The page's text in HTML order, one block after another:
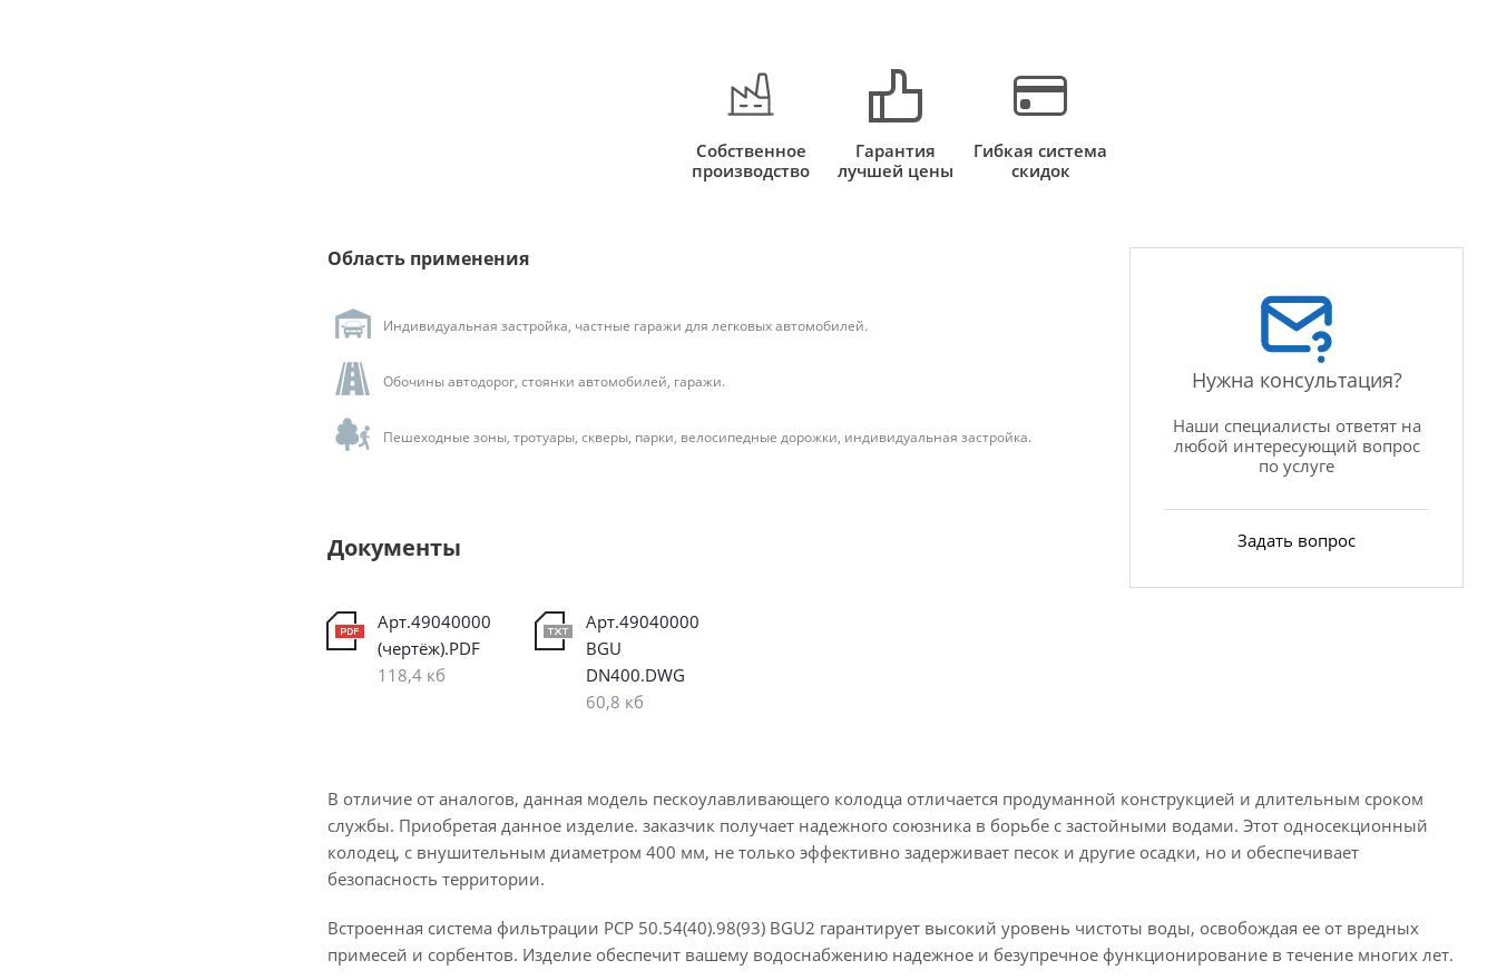
Собственное
производство
Гарантия
лучшей цены
Гибкая система
скидок
Область применения
Индивидуальная застройка, частные гаражи для легковых автомобилей.
Обочины автодорог, стоянки автомобилей, гаражи.
Пешеходные зоны, тротуары, скверы, парки, велосипедные дорожки, индивидуальная застройка.
Документы
Арт.49040000
(чертёж).PDF
118,4 кб
Арт.49040000
BGU
DN400.DWG
60,8 кб
Нужна консультация?
Наши специалисты ответят на
любой интересующий вопрос
по услуге
Задать вопрос
В отличие от аналогов, данная модель пескоулавливающего колодца отличается продуманной конструкцией и длительным сроком
службы. Приобретая данное изделие. заказчик получает надежного союзника в борьбе с застойными водами. Этот односекционный
колодец, с внушительным диаметром 400 мм, не только эффективно задерживает песок и другие осадки, но и обеспечивает
безопасность территории.
Встроенная система фильтрации PCP 50.54(40).98(93) BGU2 гарантирует высокий уровень чистоты воды, освобождая ее от вредных
примесей и сорбентов. Изделие обеспечит вашему водоснабжению надежное и безупречное функционирование в течение многих лет.